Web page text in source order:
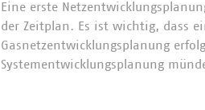
Eine erste
der Zeitplan. Es ist wichtig, dass
Gasnetzentwicklungsplanung
Systementwicklungsplanung